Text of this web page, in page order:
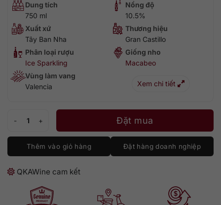
Dung tích
750 ml
Nồng độ
10.5%
Xuất xứ
Tây Ban Nha
Thương hiệu
Gran Castillo
Phân loại rượu
Ice Sparkling
Giống nho
Macabeo
Vùng làm vang
Valencia
Xem chi tiết
Sparkling Gran Castillo Ice White số lượngĐặt mua
Thêm vào giỏ hàng Đặt hàng doanh nghiệp
QKAWine cam kết